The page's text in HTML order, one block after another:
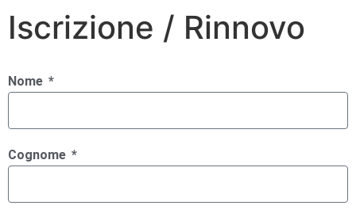
Iscrizione / Rinnovo
Nome
Cognome